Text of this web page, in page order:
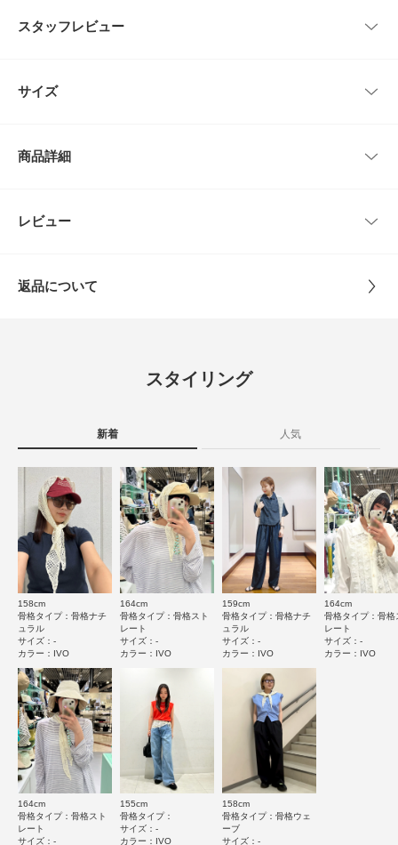
●レトロな雰囲気が魅力のクロシェ編みデザイン
どこか懐かしさを感じるクロシェ編みのスカーフ。
てネックチーフにしたり、ウエストマークに使ったりとアレンジは自由自
【2026 Spring/Summer】【26SS】
※商品の色味の目安は、商品単体の画像をご参照ください。
お買い物リストの管理にぜひご利用下さい。
スタッフレビュー
サイズ
サイズガイド
商品詳細
ファッション雑貨 バンダナ・スカーフ
WOMEN
とじる
レビュー
4.0
★5 (0)
★4 (1)
★3 (0)
★2 (0)
★ (0)
絞り込み 表示：新しい順
万能スカーフ
色：IVO
no name
返品について
スタイリング
新着 人気
158cm
骨格タイプ：骨格ナチ
ュラル
サイズ：-
カラー：IVO
164cm
骨格タイプ：骨格スト
レート
サイズ：-
164cm
骨格タイプ：骨格スト
レート
サイズ：-
カラー：IVO
155cm
骨格タイプ：
サイズ：-
カラー：IVO
159cm
骨格タイプ：骨格ナチ
ュラル
サイズ：-
カラー：IVO
158cm
骨格タイプ：骨格ウェ
ーブ
サイズ：-
164cm
骨格タイプ：骨格
レート
サイズ：-
カラー：IVO